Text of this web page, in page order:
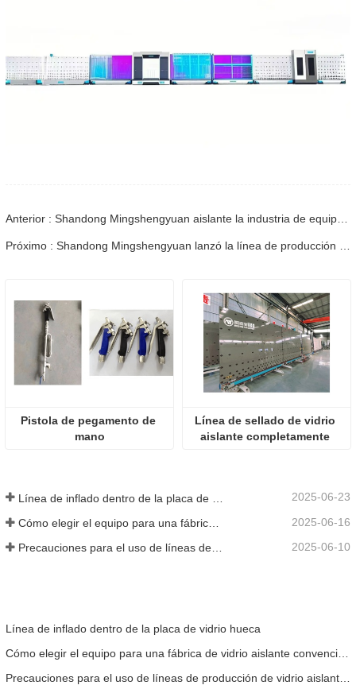
Anterior : Shandong Mingshengyuan aislante la industria de equipos de vidrio Bright Star, liderando la innovación de la industria
Próximo : Shandong Mingshengyuan lanzó la línea de producción automática de aireación de vidrio hueco para ayudar al desarrollo eficiente de la industria
Pistola de pegamento de
mano
Línea de sellado de vidrio
aislante completamente
2025-06-23
2025-06-16
Precauciones para el uso de líneas de producción de vidrio aislante totalmente automáticas en verano 2025-06-10
Línea de inflado dentro de la placa de vidrio hueca